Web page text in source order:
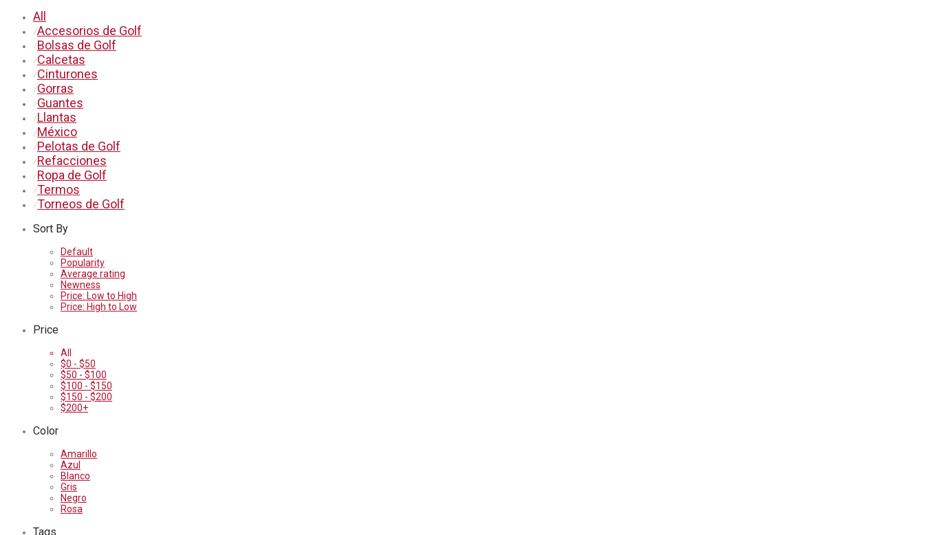
All
⁄Accesorios de Golf
⁄Bolsas de Golf
⁄Calcetas
⁄Cinturones
⁄Gorras
⁄Guantes
⁄Llantas
⁄México
⁄Pelotas de Golf
⁄Refacciones
⁄Ropa de Golf
⁄Termos
⁄Torneos de Golf
Sort By
Default
Popularity
Average rating
Newness
Price: Low to High
Price: High to Low
Price
All
$0 - $50
$50 - $100
$100 - $150
$150 - $200
$200+
Color
Amarillo
Azul
Blanco
Gris
Negro
Rosa
Tags